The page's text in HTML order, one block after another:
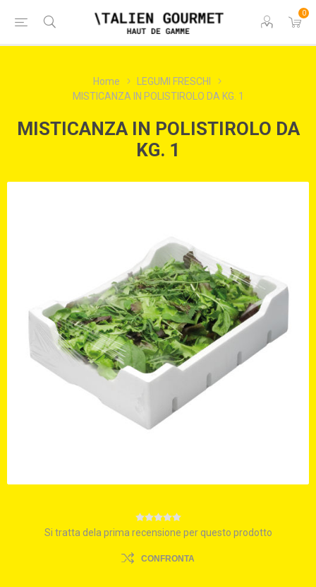
0
Home
LEGUMI FRESCHI
MISTICANZA IN POLISTIROLO DA KG. 1
MISTICANZA IN POLISTIROLO DA
KG. 1
Si tratta dela prima recensione per questo prodotto
CONFRONTA